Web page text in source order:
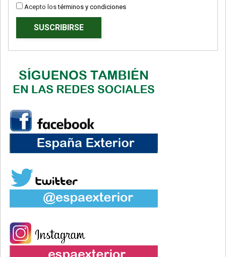
Acepto lostérminos y condiciones